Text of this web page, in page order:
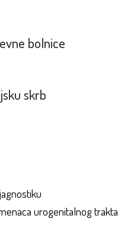
bolnice
skrb
urogenitalnog trakta